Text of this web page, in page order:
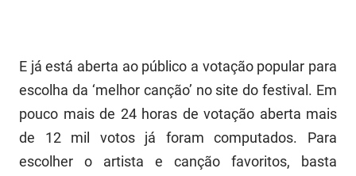
E já está aberta ao público a votação popular para
escolha da ‘melhor canção’ no site do festival. Em
pouco mais de 24 horas de votação aberta mais
de 12 mil votos já foram computados. Para
escolher o artista e canção favoritos, basta